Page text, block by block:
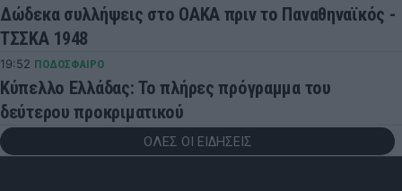
Δώδεκα συλλήψεις στο ΟΑΚΑ πριν το Παναθηναϊκός -
ΤΣΣΚΑ 1948
19:52 ΠΟΔΟΣΦΑΙΡΟ
Κύπελλο Ελλάδας: Το πλήρες πρόγραμμα του
δεύτερου προκριματικού
ΟΛΕΣ ΟΙ ΕΙΔΗΣΕΙΣ